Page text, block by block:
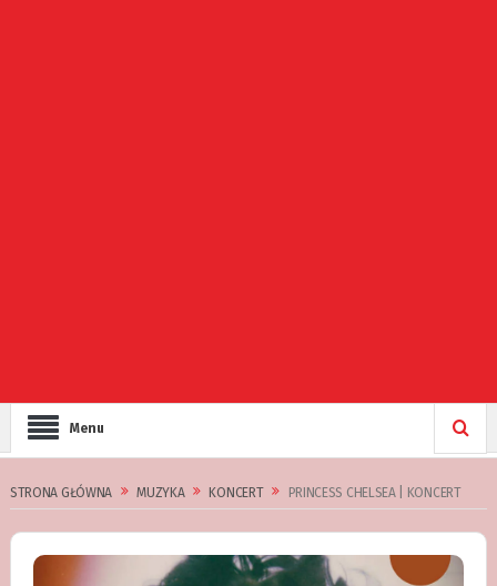
Menu
STRONA GŁÓWNA MUZYKA KONCERT PRINCESS CHELSEA | KONCERT